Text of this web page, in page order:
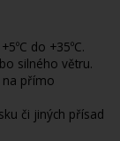
do +35ºC.
silného větru.
na přímo
či jiných přísad